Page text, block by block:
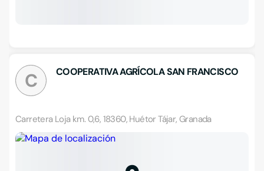
C COOPERATIVA AGRÍCOLA SAN FRANCISCO
Carretera Loja km. 0,6, 18360, Huétor Tájar, Granada